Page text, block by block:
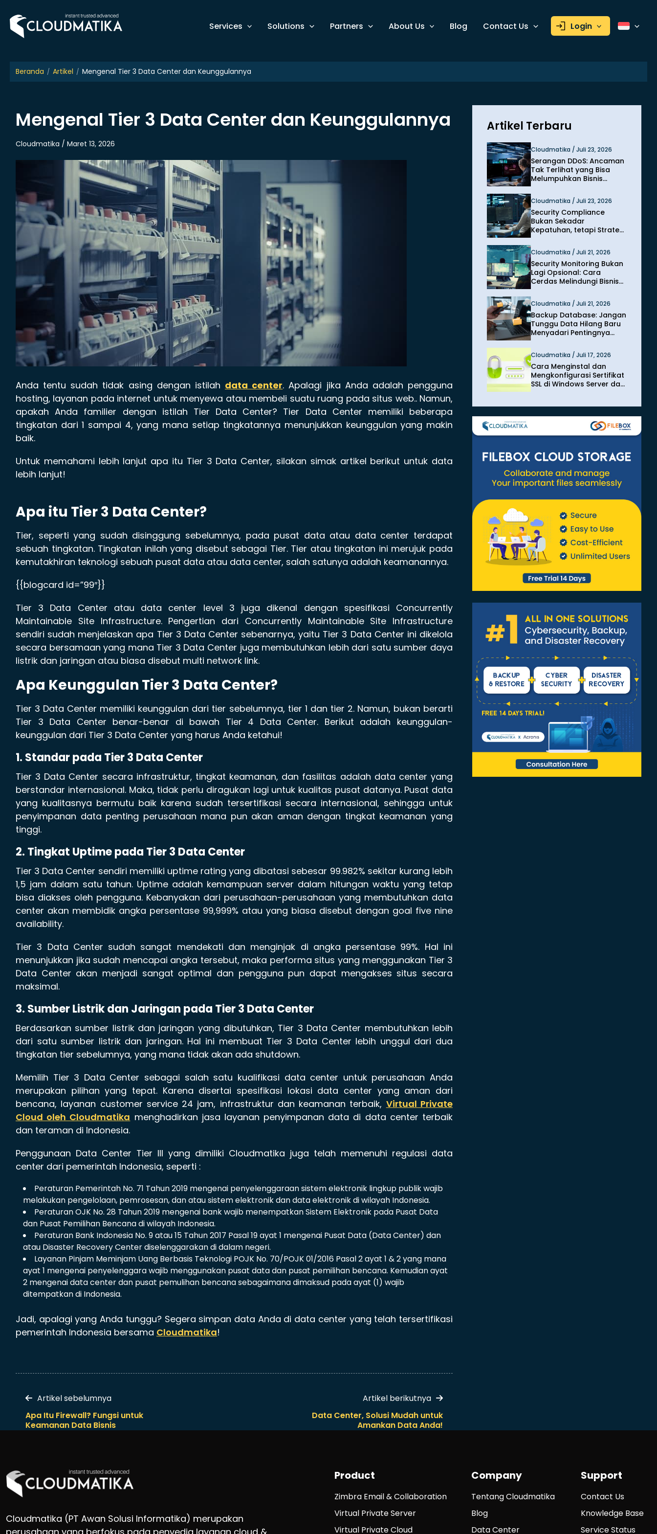
content
Services Solutions Partners About Us Blog Contact Us Login
Beranda Artikel Mengenal Tier 3 Data Center dan Keunggulannya
Mengenal Tier 3 Data Center dan Keunggulannya
Cloudmatika / Maret 13, 2026
Anda tentu sudah tidak asing dengan istilah data center. Apalagi jika Anda adalah pengguna
hosting, layanan pada internet untuk menyewa atau membeli suatu ruang pada situs web.. Namun,
apakah Anda familier dengan istilah Tier Data Center? Tier Data Center memiliki beberapa
tingkatan dari 1 sampai 4, yang mana setiap tingkatannya menunjukkan keunggulan yang makin
baik.
Untuk memahami lebih lanjut apa itu Tier 3 Data Center, silakan simak artikel berikut untuk data
lebih lanjut!
Apa itu Tier 3 Data Center?
Tier, seperti yang sudah disinggung sebelumnya, pada pusat data atau data center terdapat
sebuah tingkatan. Tingkatan inilah yang disebut sebagai Tier. Tier atau tingkatan ini merujuk pada
kemutakhiran teknologi sebuah pusat data atau data center, salah satunya adalah keamanannya.
{{blogcard id=”99″}}
Tier 3 Data Center atau data center level 3 juga dikenal dengan spesifikasi Concurrently
Maintainable Site Infrastructure. Pengertian dari Concurrently Maintainable Site Infrastructure
sendiri sudah menjelaskan apa Tier 3 Data Center sebenarnya, yaitu Tier 3 Data Center ini dikelola
secara bersamaan yang mana Tier 3 Data Center juga membutuhkan lebih dari satu sumber daya
listrik dan jaringan atau biasa disebut multi network link.
Apa Keunggulan Tier 3 Data Center?
Tier 3 Data Center memiliki keunggulan dari tier sebelumnya, tier 1 dan tier 2. Namun, bukan berarti
Tier 3 Data Center benar-benar di bawah Tier 4 Data Center. Berikut adalah keunggulan-
keunggulan dari Tier 3 Data Center yang harus Anda ketahui!
1. Standar pada Tier 3 Data Center
Tier 3 Data Center secara infrastruktur, tingkat keamanan, dan fasilitas adalah data center yang
berstandar internasional. Maka, tidak perlu diragukan lagi untuk kualitas pusat datanya. Pusat data
yang kualitasnya bermutu baik karena sudah tersertifikasi secara internasional, sehingga untuk
penyimpanan data penting perusahaan mana pun akan aman dengan tingkat keamanan yang
tinggi.
2. Tingkat Uptime pada Tier 3 Data Center
Tier 3 Data Center sendiri memiliki uptime rating yang dibatasi sebesar 99.982% sekitar kurang lebih
1,5 jam dalam satu tahun. Uptime adalah kemampuan server dalam hitungan waktu yang tetap
bisa diakses oleh pengguna. Kebanyakan dari perusahaan-perusahaan yang membutuhkan data
center akan membidik angka persentase 99,999% atau yang biasa disebut dengan goal five nine
availability.
Tier 3 Data Center sudah sangat mendekati dan menginjak di angka persentase 99%. Hal ini
menunjukkan jika sudah mencapai angka tersebut, maka performa situs yang menggunakan Tier 3
Data Center akan menjadi sangat optimal dan pengguna pun dapat mengakses situs secara
maksimal.
3. Sumber Listrik dan Jaringan pada Tier 3 Data Center
Berdasarkan sumber listrik dan jaringan yang dibutuhkan, Tier 3 Data Center membutuhkan lebih
dari satu sumber listrik dan jaringan. Hal ini membuat Tier 3 Data Center lebih unggul dari dua
tingkatan tier sebelumnya, yang mana tidak akan ada shutdown.
Memilih Tier 3 Data Center sebagai salah satu kualifikasi data center untuk perusahaan Anda
merupakan pilihan yang tepat. Karena disertai spesifikasi lokasi data center yang aman dari
bencana, layanan customer service 24 jam, infrastruktur dan keamanan terbaik, Virtual Private
Cloud oleh Cloudmatika menghadirkan jasa layanan penyimpanan data di data center terbaik
dan teraman di Indonesia.
Penggunaan Data Center Tier III yang dimiliki Cloudmatika juga telah memenuhi regulasi data
center dari pemerintah Indonesia, seperti :
Peraturan Pemerintah No. 71 Tahun 2019 mengenai penyelenggaraan sistem elektronik lingkup publik wajib
melakukan pengelolaan, pemrosesan, dan atau sistem elektronik dan data elektronik di wilayah Indonesia.
Peraturan OJK No. 28 Tahun 2019 mengenai bank wajib menempatkan Sistem Elektronik pada Pusat Data
dan Pusat Pemilihan Bencana di wilayah Indonesia.
Peraturan Bank Indonesia No. 9 atau 15 Tahun 2017 Pasal 19 ayat 1 mengenai Pusat Data (Data Center) dan
atau Disaster Recovery Center diselenggarakan di dalam negeri.
Layanan Pinjam Meminjam Uang Berbasis Teknologi POJK No. 70/POJK 01/2016 Pasal 2 ayat 1 & 2 yang mana
ayat 1 mengenai penyelenggara wajib menggunakan pusat data dan pusat pemilihan bencana. Kemudian ayat
2 mengenai data center dan pusat pemulihan bencana sebagaimana dimaksud pada ayat (1) wajib
ditempatkan di Indonesia.
Jadi, apalagi yang Anda tunggu? Segera simpan data Anda di data center yang telah tersertifikasi
pemerintah Indonesia bersama Cloudmatika!
Artikel sebelumnya
Apa Itu Firewall? Fungsi untuk
Keamanan Data Bisnis
Artikel berikutnya
Data Center, Solusi Mudah untuk
Amankan Data Anda!
Artikel Terbaru
Cloudmatika / Juli 23, 2026
Serangan DDoS: Ancaman
Tak Terlihat yang Bisa
Melumpuhkan Bisnis
Cloudmatika / Juli 23, 2026
Security Compliance
Bukan Sekadar
Kepatuhan, tetapi Strategi
Cloudmatika / Juli 21, 2026
Security Monitoring Bukan
Lagi Opsional: Cara
Cerdas Melindungi Bisnis
Cloudmatika / Juli 21, 2026
Backup Database: Jangan
Tunggu Data Hilang Baru
Menyadari Pentingnya
Cloudmatika / Juli 17, 2026
Cara Menginstal dan
Mengkonfigurasi Sertifikat
SSL di Windows Server dan
Cloudmatika (PT Awan Solusi Informatika) merupakan
Product
Zimbra Email & Collaboration
Virtual Private Server
Virtual Private Cloud
Company
Tentang Cloudmatika
Blog
Data Center
Support
Contact Us
Knowledge Base
Service Status